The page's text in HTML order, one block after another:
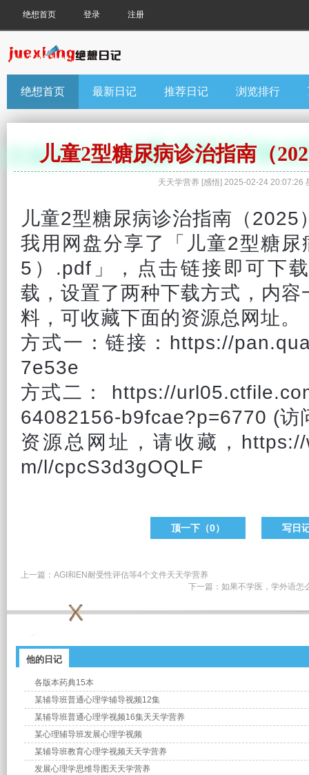
绝想首页 登录 注册
绝想首页 最新日记 推荐日记 浏览排行
儿童2型糖尿病诊治指南（
天天学营养 [感悟] 2025-02-24 20:07:26
儿童2型糖尿病诊治指南（2025
我用网盘分享了「儿童2型糖
5）.pdf」，点击链接即可下
载，设置了两种下载方式，内容
料，可收藏下面的资源总网址。
方式一：链接：https://
7e53e
方式二： https://
64082156-b9fcae?p=6770 (访
资源总网址，请收藏，https://
m/l/cpcS3d3gOQLF
顶一下（0） 写日
上一篇： AGI和EN耐受性评估等4个文件天天学营养
下一篇： 如果不学医，学外语怎
他的日记
各版本药典15本
某辅导班普通心理学辅导视频12集
某辅导班普通心理学视频16集天天学营养
某心理辅导班发展心理学视频
某辅导班教育心理学视频天天学营养
发展心理学思维导图天天学营养